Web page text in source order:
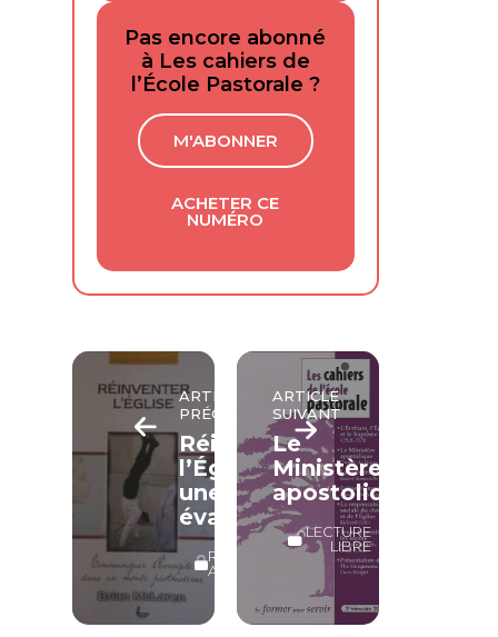
Pas encore abonné
à Les cahiers de
l’École Pastorale ?
M'ABONNER
ACHETER CE
NUMÉRO
ARTICLE
PRÉCÉDENT
Réinventer
l’Église:
une
évaluation
RÉSERVÉ
ABONNÉS
ARTICLE
SUIVANT
Le
Ministère
apostolique
LECTURE
LIBRE